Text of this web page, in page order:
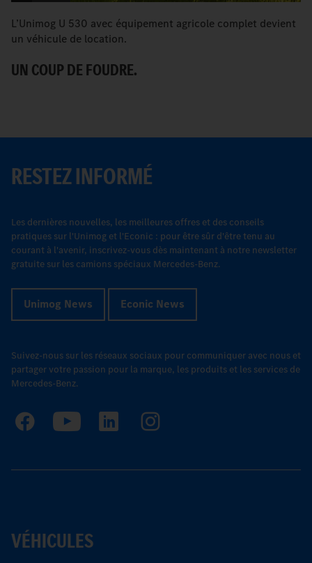
L’Unimog U 530 avec équipement agricole complet devient
un véhicule de location.
UN COUP DE FOUDRE.
RESTEZ INFORMÉ
Les dernières nouvelles, les meilleures offres et des conseils
pratiques sur l'Unimog et l'Econic : pour être sûr d'être tenu au
courant à l'avenir, inscrivez-vous dès maintenant à notre newsletter
gratuite sur les camions spéciaux Mercedes-Benz.
Unimog News Econic News
Suivez-nous sur les réseaux sociaux pour communiquer avec nous et
partager votre passion pour la marque, les produits et les services de
Mercedes-Benz.
VÉHICULES